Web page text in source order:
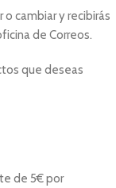
cambiar y recibirás
de Correos.
que deseas
de 5€ por